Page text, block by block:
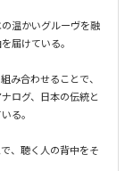
温かいグルーヴを融
届けている。
み合わせることで、
ログ、日本の伝統と
る。
、聴く人の背中をそ